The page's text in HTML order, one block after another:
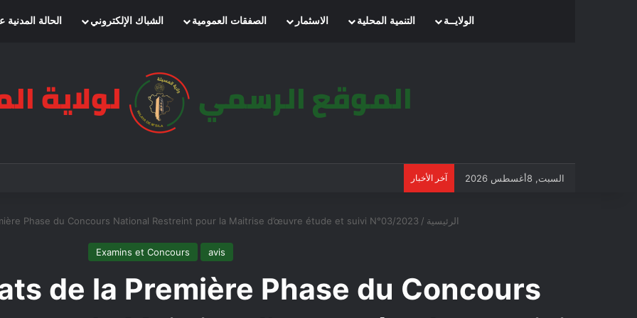
الرئيسيةالولايــة التنمية المحلية الاسثمار الصفقات العمومية الشباك الإلكتروني الحالة
السبت, 8أغسطس 2026 آخر الأخبار
الرئيسية /
Phase du Concours National Restreint pour la Maitrise d’œuvre étude et suivi N°03/2023
avis
Examins et Concours
de la Première Phase du Concours